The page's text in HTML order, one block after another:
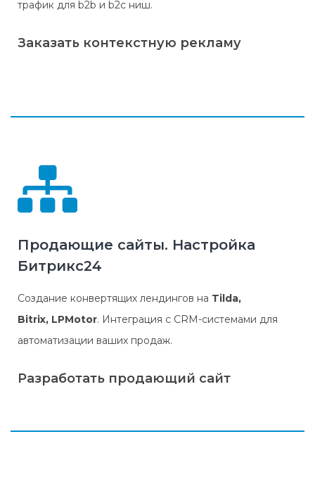
трафик для b2b и b2c ниш.
Заказать контекстную рекламу
Медийная реклама
Продающие сайты. Настройка
Битрикс24
Создание конвертящих лендингов на Tilda,
Bitrix, LPMotor. Интеграция с CRM-системами для
автоматизации ваших продаж.
Разработать продающий сайт